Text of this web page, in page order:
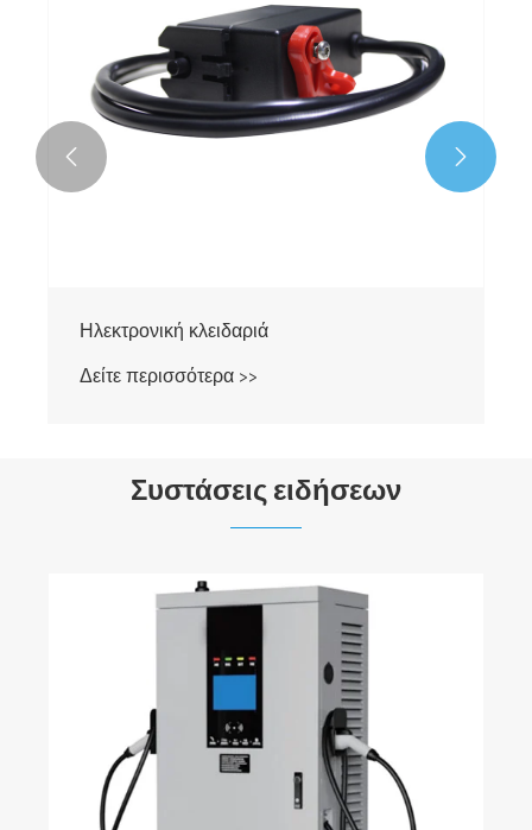
Ηλεκτρονική κλειδαριά
Δείτε περισσότερα >>
 
Συστάσεις ειδήσεων